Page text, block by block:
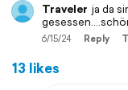
Traveler ja da
6/15/24 Reply
13 likes